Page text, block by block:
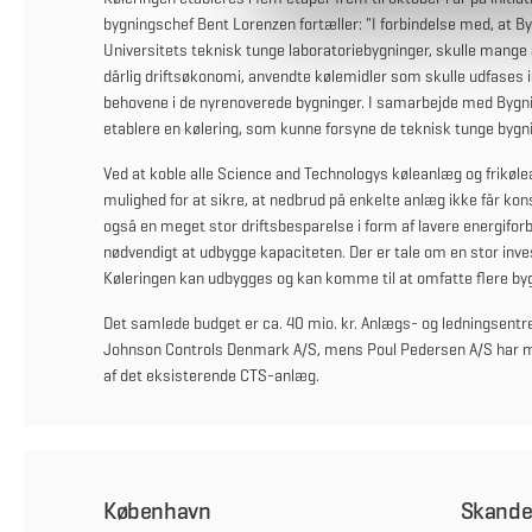
a
l
g
bygningschef Bent Lorenzen fortæller: "I forbindelse med, at
Universitets teknisk tunge laboratoriebygninger, skulle
dårlig driftsøkonomi, anvendte kølemidler som skulle
behovene i de nyrenoverede bygninger. I samarbejde med
etablere en kølering, som kunne forsyne de teknisk tunge
Ved at koble alle Science and Technologys køleanlæg og
mulighed for at sikre, at nedbrud på enkelte anlæg ikke får
også en meget stor driftsbesparelse i form af lavere
nødvendigt at udbygge kapaciteten. Der er tale om en stor
Køleringen kan udbygges og kan komme til at omfatte flere
Det samlede budget er ca. 40 mio. kr. Anlægs- og
Johnson Controls Denmark A/S, mens Poul Pedersen A/S
af det eksisterende CTS-anlæg.
København